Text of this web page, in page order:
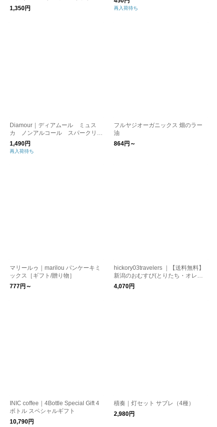
1,350円
再入荷待ち
Diamour｜ディアムール ミュス
カ ノンアルコール スパークリン
グ
1,490円
再入荷待ち
フルヤジオーガニックス 畑のラー
油
864円～
マリールゥ｜marilou パンケーキミ
ックス［ギフト/贈り物］
777円～
hickory03travelers ｜【送料無料】
新潟のおむすび(とりたち・オレン
ジ)
4,070円
INIC coffee｜4Bottle Special Gift 4
ボトル スペシャルギフト
10,790円
積奏｜灯セット サブレ（4種）
2,980円